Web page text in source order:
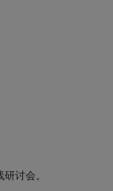
讨会。